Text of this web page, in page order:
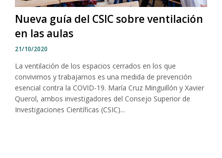
Nueva guía del CSIC sobre ventilación
en las aulas
21/10/2020
La ventilación de los espacios cerrados en los que
convivimos y trabajamos es una medida de prevención
esencial contra la COVID-19. María Cruz Minguillón y Xavier
Querol, ambos investigadores del Consejo Superior de
Investigaciones Científicas (CSIC)...